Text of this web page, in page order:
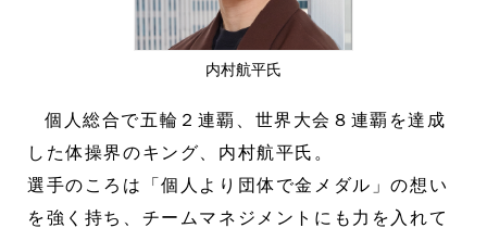
内村航平氏
個人総合で五輪２連覇、世界大会８連覇を達成
した体操界のキング、内村航平氏。
選手のころは「個人より団体で金メダル」の想い
を強く持ち、チームマネジメントにも力を入れて